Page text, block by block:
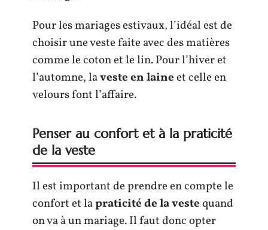
Pour les mariages estivaux, l’idéal est de
choisir une veste faite avec des matières
comme le coton et le lin. Pour l’hiver et
l’automne, laveste en laineet celle en
velours font l’affaire.
Penser au confort et à la praticité
de la veste
Il est important de prendre en compte le
confort et lapraticité de la vestequand
on va à un mariage. Il faut donc opter